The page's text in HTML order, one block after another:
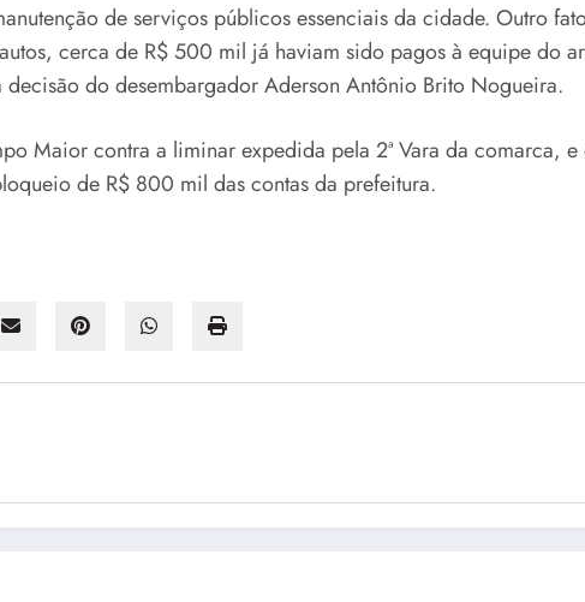
de serviços públicos essenciais da cidade. Outro
cerca de R$ 500 mil já haviam sido pagos à equipe do
do desembargador Aderson Antônio Brito Nogueira.
Maior contra a liminar expedida pela 2ª Vara da comarca,
de R$ 800 mil das contas da prefeitura.